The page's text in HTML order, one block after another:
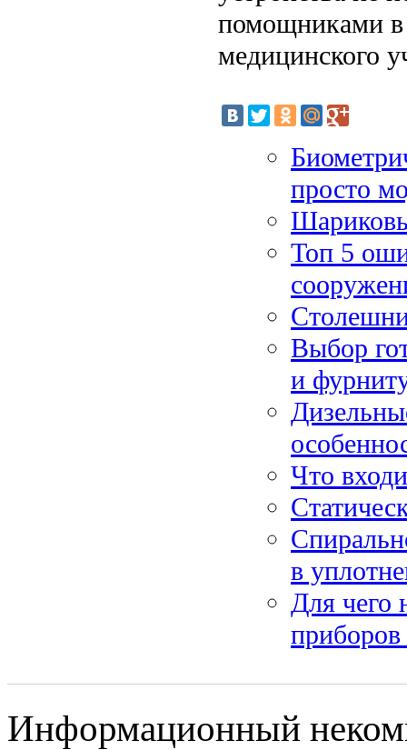
помощниками в
медицинского
просто
Топ 5
Выбор
и
Что
в
Для чего
приборов
Информационный